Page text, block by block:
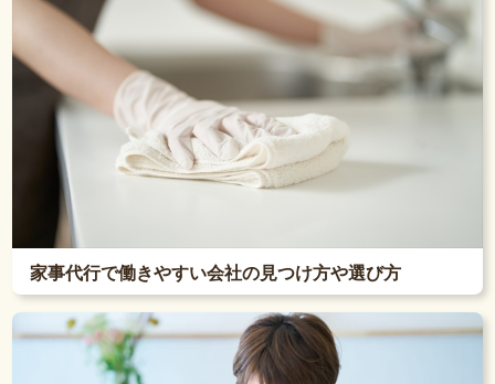
家事代行で働きやすい会社の見つけ方や選び方